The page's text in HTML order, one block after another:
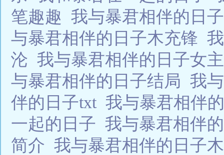
笔趣趣 我与暴君相伴的日
与暴君相伴的日子木充锋
沦 我与暴君相伴的日子女
与暴君相伴的日子结局 我
伴的日子txt 我与暴君相伴
一起的日子 我与暴君相伴
简介 我与暴君相伴的日子